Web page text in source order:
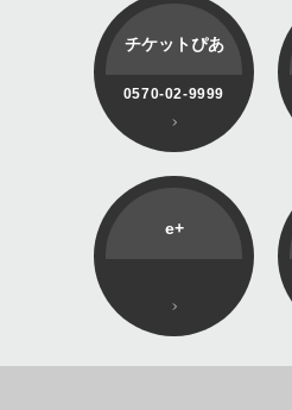
チケットぴあ
0570-02-9999
e+